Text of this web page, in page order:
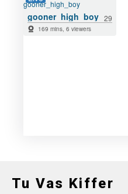
Tu Vas Kiffer